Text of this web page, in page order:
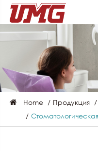
Home Продукция